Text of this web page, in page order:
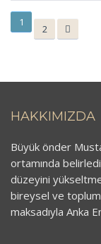
1
2
HAKKIMIZDA
Büyük önder
ortamında
düzeyini
bireysel ve
maksadıyla Anka